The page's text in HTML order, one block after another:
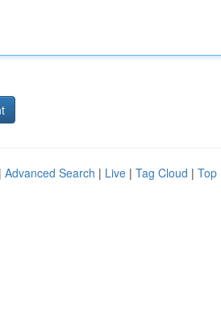
Advanced Search | Live | Tag Cloud | Top